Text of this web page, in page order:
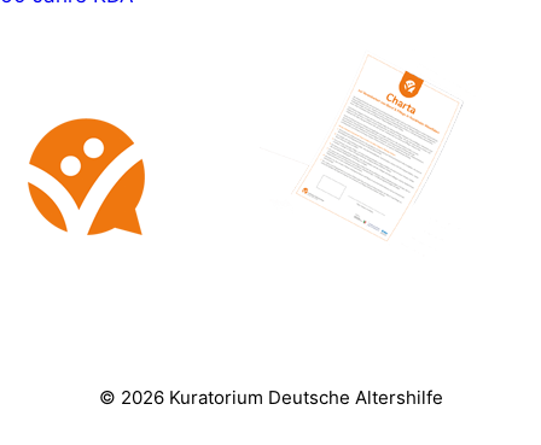
© 2026 Kuratorium Deutsche Altershilfe